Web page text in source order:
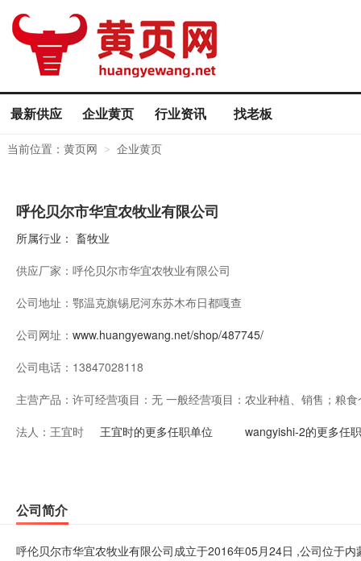
最新供应 企业黄页 行业资讯 找老板
当前位置： 黄页网 > 企业黄页
呼伦贝尔市华宜农牧业有限公司
所属行业： 畜牧业
供应厂家： 呼伦贝尔市华宜农牧业有限公司
公司地址： 鄂温克旗锡尼河东苏木布日都嘎查
公司网址： www.huangyewang.net/shop/487745/
公司电话： 13847028118
主营产品： 许可经营项目：无 一般经营项目：农业种植、销售；粮
（凭资质经营）；饲草种植、销售。(国家法律明令禁止
法人： 王宜时 王宜时的更多任职单位 wangyishi-2的更多任
公司简介
呼伦贝尔市华宜农牧业有限公司成立于2016年05月24日 ,公司位于